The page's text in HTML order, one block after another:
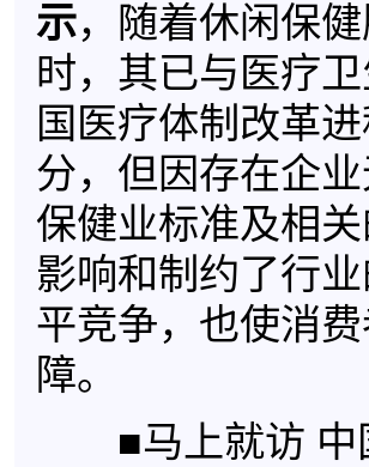
示，随着休闲保
时，其已与医疗
国医疗体制改革
分，但因存在企
保健业标准及相
影响和制约了行
平竞争，也使消
障。
■马上就访 中